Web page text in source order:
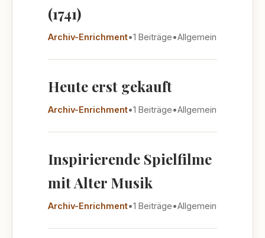
(1741)
Archiv-Enrichment•1 Beiträge•Allgemein
Heute erst gekauft
Archiv-Enrichment•1 Beiträge•Allgemein
Inspirierende Spielfilme
mit Alter Musik
Archiv-Enrichment•1 Beiträge•Allgemein